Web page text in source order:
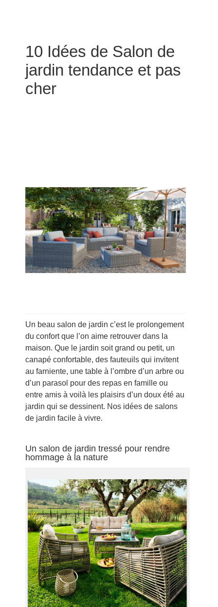
10 Idées de Salon de
jardin tendance et pas
cher
Un beau salon de jardin c’est le prolongement
du confort que l’on aime retrouver dans la
maison. Que le jardin soit grand ou petit, un
canapé confortable, des fauteuils qui invitent
au farniente, une table à l’ombre d’un arbre ou
d’un parasol pour des repas en famille ou
entre amis à voilà les plaisirs d’un doux été au
jardin qui se dessinent. Nos idées de salons
de jardin facile à vivre.
Un salon de jardin tressé pour rendre
hommage à la nature